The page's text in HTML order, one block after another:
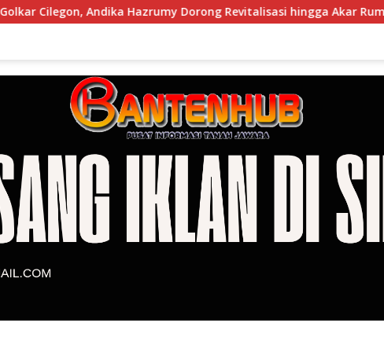
Hazrumy Dorong Revitalisasi hingga Akar Rumput